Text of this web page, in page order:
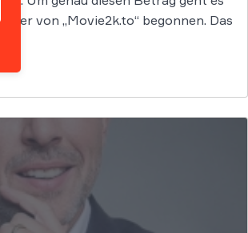
von „Movie2k.to“ begonnen. Das